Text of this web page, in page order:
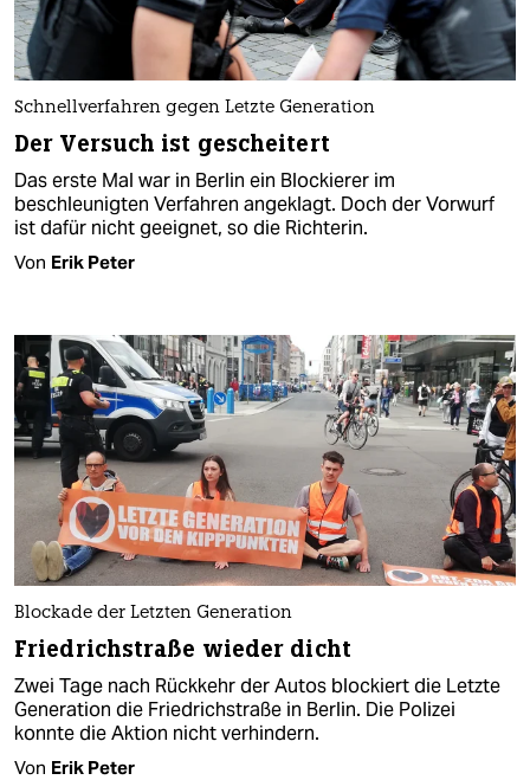
Schnellverfahren gegen Letzte Generation
Der Versuch ist gescheitert
Das erste Mal war in Berlin ein Blockierer im
beschleunigten Verfahren angeklagt. Doch der Vorwurf
ist dafür nicht geeignet, so die Richterin.
Von Erik Peter
Blockade der Letzten Generation
Friedrichstraße wieder dicht
Zwei Tage nach Rückkehr der Autos blockiert die Letzte
Generation die Friedrichstraße in Berlin. Die Polizei
konnte die Aktion nicht verhindern.
Von Erik Peter